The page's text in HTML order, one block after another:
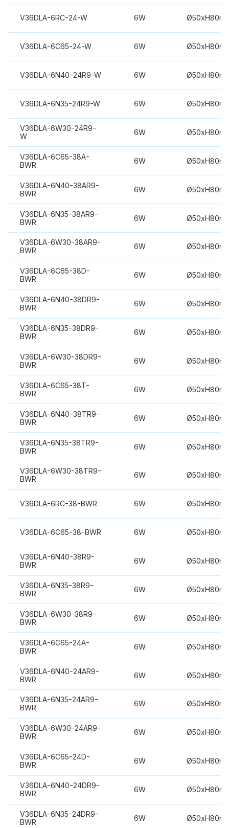
V36DLA-6RC-24-W 6W
V36DLA-6C65-24-W 6W
V36DLA-6N40-24R9-W 6W
V36DLA-6N35-24R9-W 6W
V36DLA-6W30-24R9-
W
6W
V36DLA-6C65-38A-
BWR
6W
V36DLA-6N40-38AR9-
BWR
6W
V36DLA-6N35-38AR9-
BWR
6W
V36DLA-6W30-38AR9-
BWR
6W
V36DLA-6C65-38D-
BWR
6W
V36DLA-6N40-38DR9-
BWR
6W
V36DLA-6N35-38DR9-
BWR
6W
V36DLA-6W30-38DR9-
BWR
6W
V36DLA-6C65-38T-
BWR
6W
V36DLA-6N40-38TR9-
BWR
6W
V36DLA-6N35-38TR9-
BWR
6W
V36DLA-6W30-38TR9-
BWR
6W
V36DLA-6RC-38-BWR 6W
V36DLA-6C65-38-BWR 6W
V36DLA-6N40-38R9-
BWR
6W
V36DLA-6N35-38R9-
BWR
6W
V36DLA-6W30-38R9-
BWR
6W
V36DLA-6C65-24A-
BWR
6W
V36DLA-6N40-24AR9-
BWR
6W
V36DLA-6N35-24AR9-
BWR
6W
V36DLA-6W30-24AR9-
BWR
6W
V36DLA-6C65-24D-
BWR
6W
V36DLA-6N40-24DR9-
BWR
6W
V36DLA-6N35-24DR9-
BWR
6W